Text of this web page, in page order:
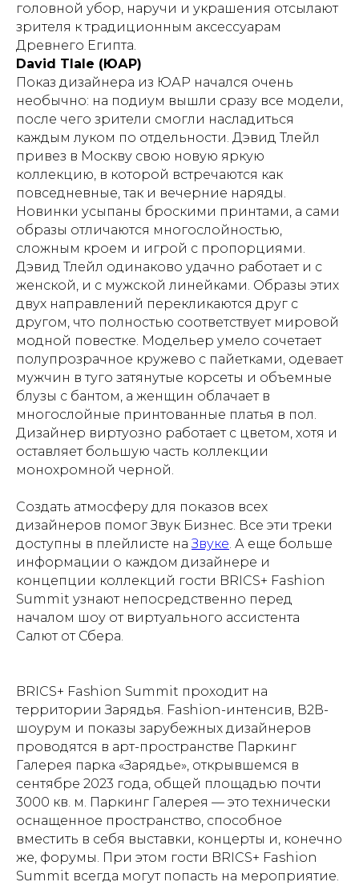
головной убор, наручи и украшения отсылают
зрителя к традиционным аксессуарам
Древнего Египта.
David Tlale (ЮАР)
Показ дизайнера из ЮАР начался очень
необычно: на подиум вышли сразу все модели,
после чего зрители смогли насладиться
каждым луком по отдельности. Дэвид Тлейл
привез в Москву свою новую яркую
коллекцию, в которой встречаются как
повседневные, так и вечерние наряды.
Новинки усыпаны броскими принтами, а сами
образы отличаются многослойностью,
сложным кроем и игрой с пропорциями.
Дэвид Тлейл одинаково удачно работает и с
женской, и с мужской линейками. Образы этих
двух направлений перекликаются друг с
другом, что полностью соответствует мировой
модной повестке. Модельер умело сочетает
полупрозрачное кружево с пайетками, одевает
мужчин в туго затянутые корсеты и объемные
блузы с бантом, а женщин облачает в
многослойные принтованные платья в пол.
Дизайнер виртуозно работает с цветом, хотя и
оставляет большую часть коллекции
монохромной черной.
Создать атмосферу для показов всех
дизайнеров помог Звук Бизнес. Все эти треки
доступны в плейлисте наЗвуке. А еще больше
информации о каждом дизайнере и
концепции коллекций гости BRICS+ Fashion
Summit узнают непосредственно перед
началом шоу от виртуального ассистента
Салют от Сбера.
BRICS+ Fashion Summit проходит на
территории Зарядья. Fashion-интенсив, В2В-
шоурум и показы зарубежных дизайнеров
проводятся в арт-пространстве Паркинг
Галерея парка «Зарядье», открывшемся в
сентябре 2023 года, общей площадью почти
3000 кв. м. Паркинг Галерея — это технически
оснащенное пространство, способное
вместить в себя выставки, концерты и, конечно
же, форумы. При этом гости BRICS+ Fashion
Summit всегда могут попасть на мероприятие.